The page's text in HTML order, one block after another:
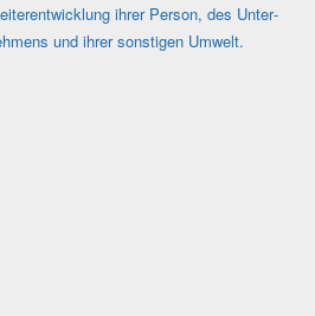
ihrer Person, des Unter­
und ihrer sons­tigen Umwelt.